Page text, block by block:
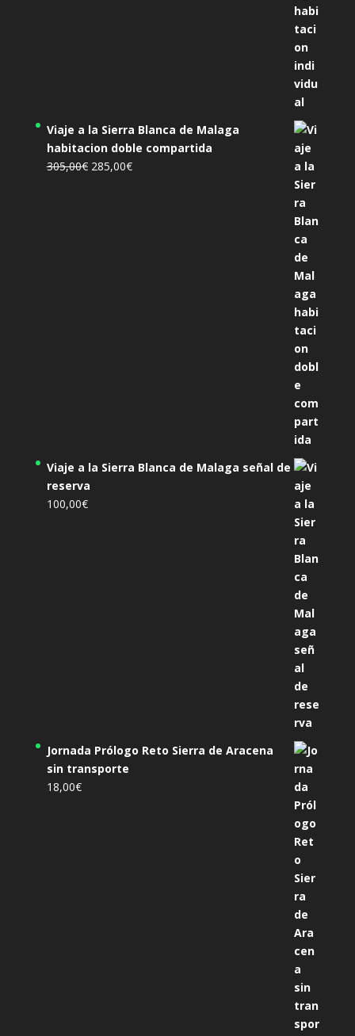
Viaje a la Sierra Blanca de Malaga
habitacion doble compartida
305,00€ El
285,00€El
Viaje a la Sierra Blanca de Malaga señal de
reserva
100,00€
Jornada Prólogo Reto Sierra de Aracena
sin transporte
18,00€